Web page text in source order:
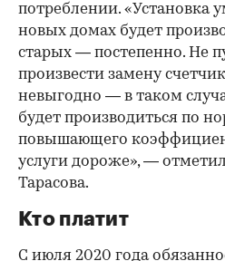
потреблении. «Установка
новых домах будет
старых — постепенно. Не
произвести замену
невыгодно — в таком
будет производиться по
повышающего
услуги дороже», —
Тарасова.
Кто платит
С июля 2020 года